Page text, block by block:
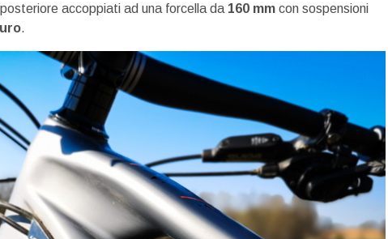
accoppiati ad una forcella da 160 mm con sospensioni
.